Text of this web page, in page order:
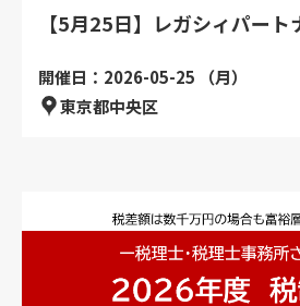
【5月25日】レガシィパー
開催日：2026-05-25 （月）
東京都中央区